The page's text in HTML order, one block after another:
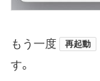
もう一度 再起動
す。